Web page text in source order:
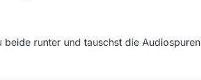
runter und tauschst die